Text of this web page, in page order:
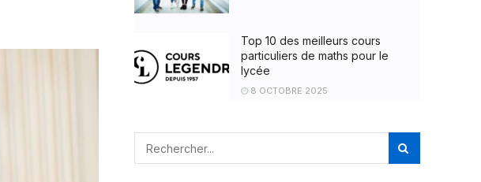
Top 10 des meilleurs cours
particuliers de maths pour le
lycée
8 OCTOBRE 2025